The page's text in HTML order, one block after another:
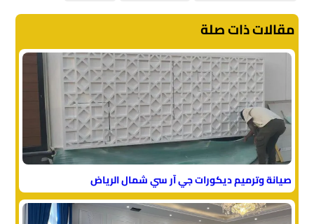
مقالات ذات صلة
صيانة وترميم ديكورات جي آر سي شمال الرياض